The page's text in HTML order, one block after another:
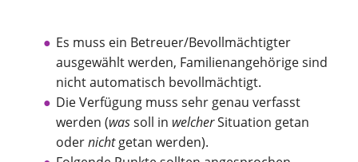
Es muss ein Betreuer/Bevollmächtigter
ausgewählt werden, Familienangehörige sind
nicht automatisch bevollmächtigt.
Die Verfügung muss sehr genau verfasst
werden (wassoll in welcherSituation getan
odernichtgetan werden).